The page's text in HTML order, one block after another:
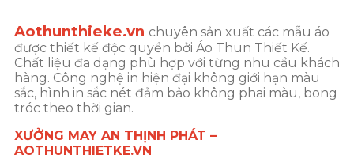
Aothunthieke.vn chuyên sản xuất các mẫu áo
được thiết kế độc quyền bởi Áo Thun Thiết Kế.
Chất liệu đa dạng phù hợp với từng nhu cầu khách
hàng. Công nghệ in hiện đại không giới hạn màu
sắc, hình in sắc nét đảm bảo không phai màu, bong
tróc theo thời gian.
XƯỞNG MAY AN THỊNH PHÁT –
AOTHUNTHIETKE.VN